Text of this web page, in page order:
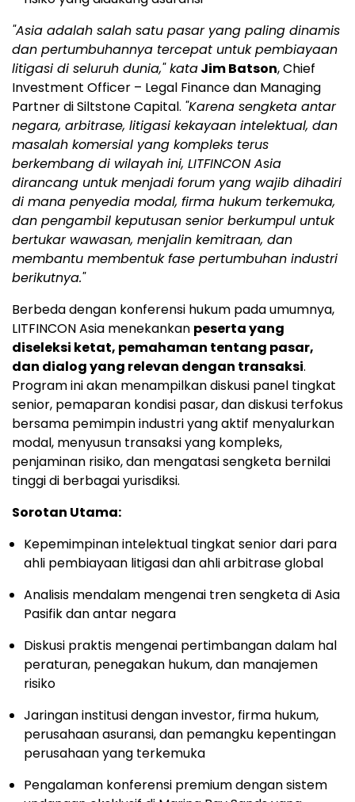
"Asia adalah salah satu pasar yang paling dinamis
dan pertumbuhannya tercepat untuk pembiayaan
litigasi di seluruh dunia," kataJim Batson, Chief
Investment Officer – Legal Finance dan Managing
Partner di Siltstone Capital. "Karena sengketa antar
negara, arbitrase, litigasi kekayaan intelektual, dan
masalah komersial yang kompleks terus
berkembang di wilayah ini, LITFINCON Asia
dirancang untuk menjadi forum yang wajib dihadiri
di mana penyedia modal, firma hukum terkemuka,
dan pengambil keputusan senior berkumpul untuk
bertukar wawasan, menjalin kemitraan, dan
membantu membentuk fase pertumbuhan industri
berikutnya."
Berbeda dengan konferensi hukum pada umumnya,
LITFINCON Asia menekankan peserta yang
diseleksi ketat, pemahaman tentang pasar,
dan dialog yang relevan dengan transaksi.
Program ini akan menampilkan diskusi panel tingkat
senior, pemaparan kondisi pasar, dan diskusi terfokus
bersama pemimpin industri yang aktif menyalurkan
modal, menyusun transaksi yang kompleks,
penjaminan risiko, dan mengatasi sengketa bernilai
tinggi di berbagai yurisdiksi.
Sorotan Utama:
Kepemimpinan intelektual tingkat senior dari para
ahli pembiayaan litigasi dan ahli arbitrase global
Analisis mendalam mengenai tren sengketa di Asia
Pasifik dan antar negara
Diskusi praktis mengenai pertimbangan dalam hal
peraturan, penegakan hukum, dan manajemen
risiko
Jaringan institusi dengan investor, firma hukum,
perusahaan asuransi, dan pemangku kepentingan
perusahaan yang terkemuka
Pengalaman konferensi premium dengan sistem